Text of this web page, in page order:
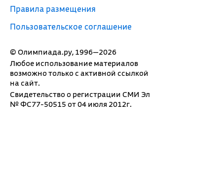
© Олимпиада.ру, 1996—2026
Любое использование материалов
возможно только с активной ссылкой
на сайт.
Свидетельство о регистрации СМИ Эл
№ ФС77-50515 от 04 июля 2012г.
Правила размещения
Пользовательское соглашение